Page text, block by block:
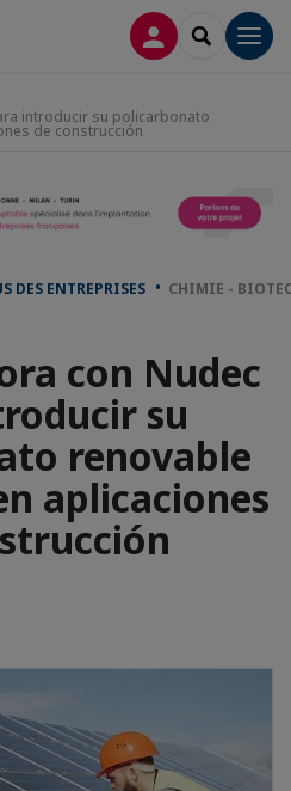
CONNEXION
introducir su policarbonato
de construcción
DES ENTREPRISES CHIMIE -
con Nudec
su
renovable
aplicaciones